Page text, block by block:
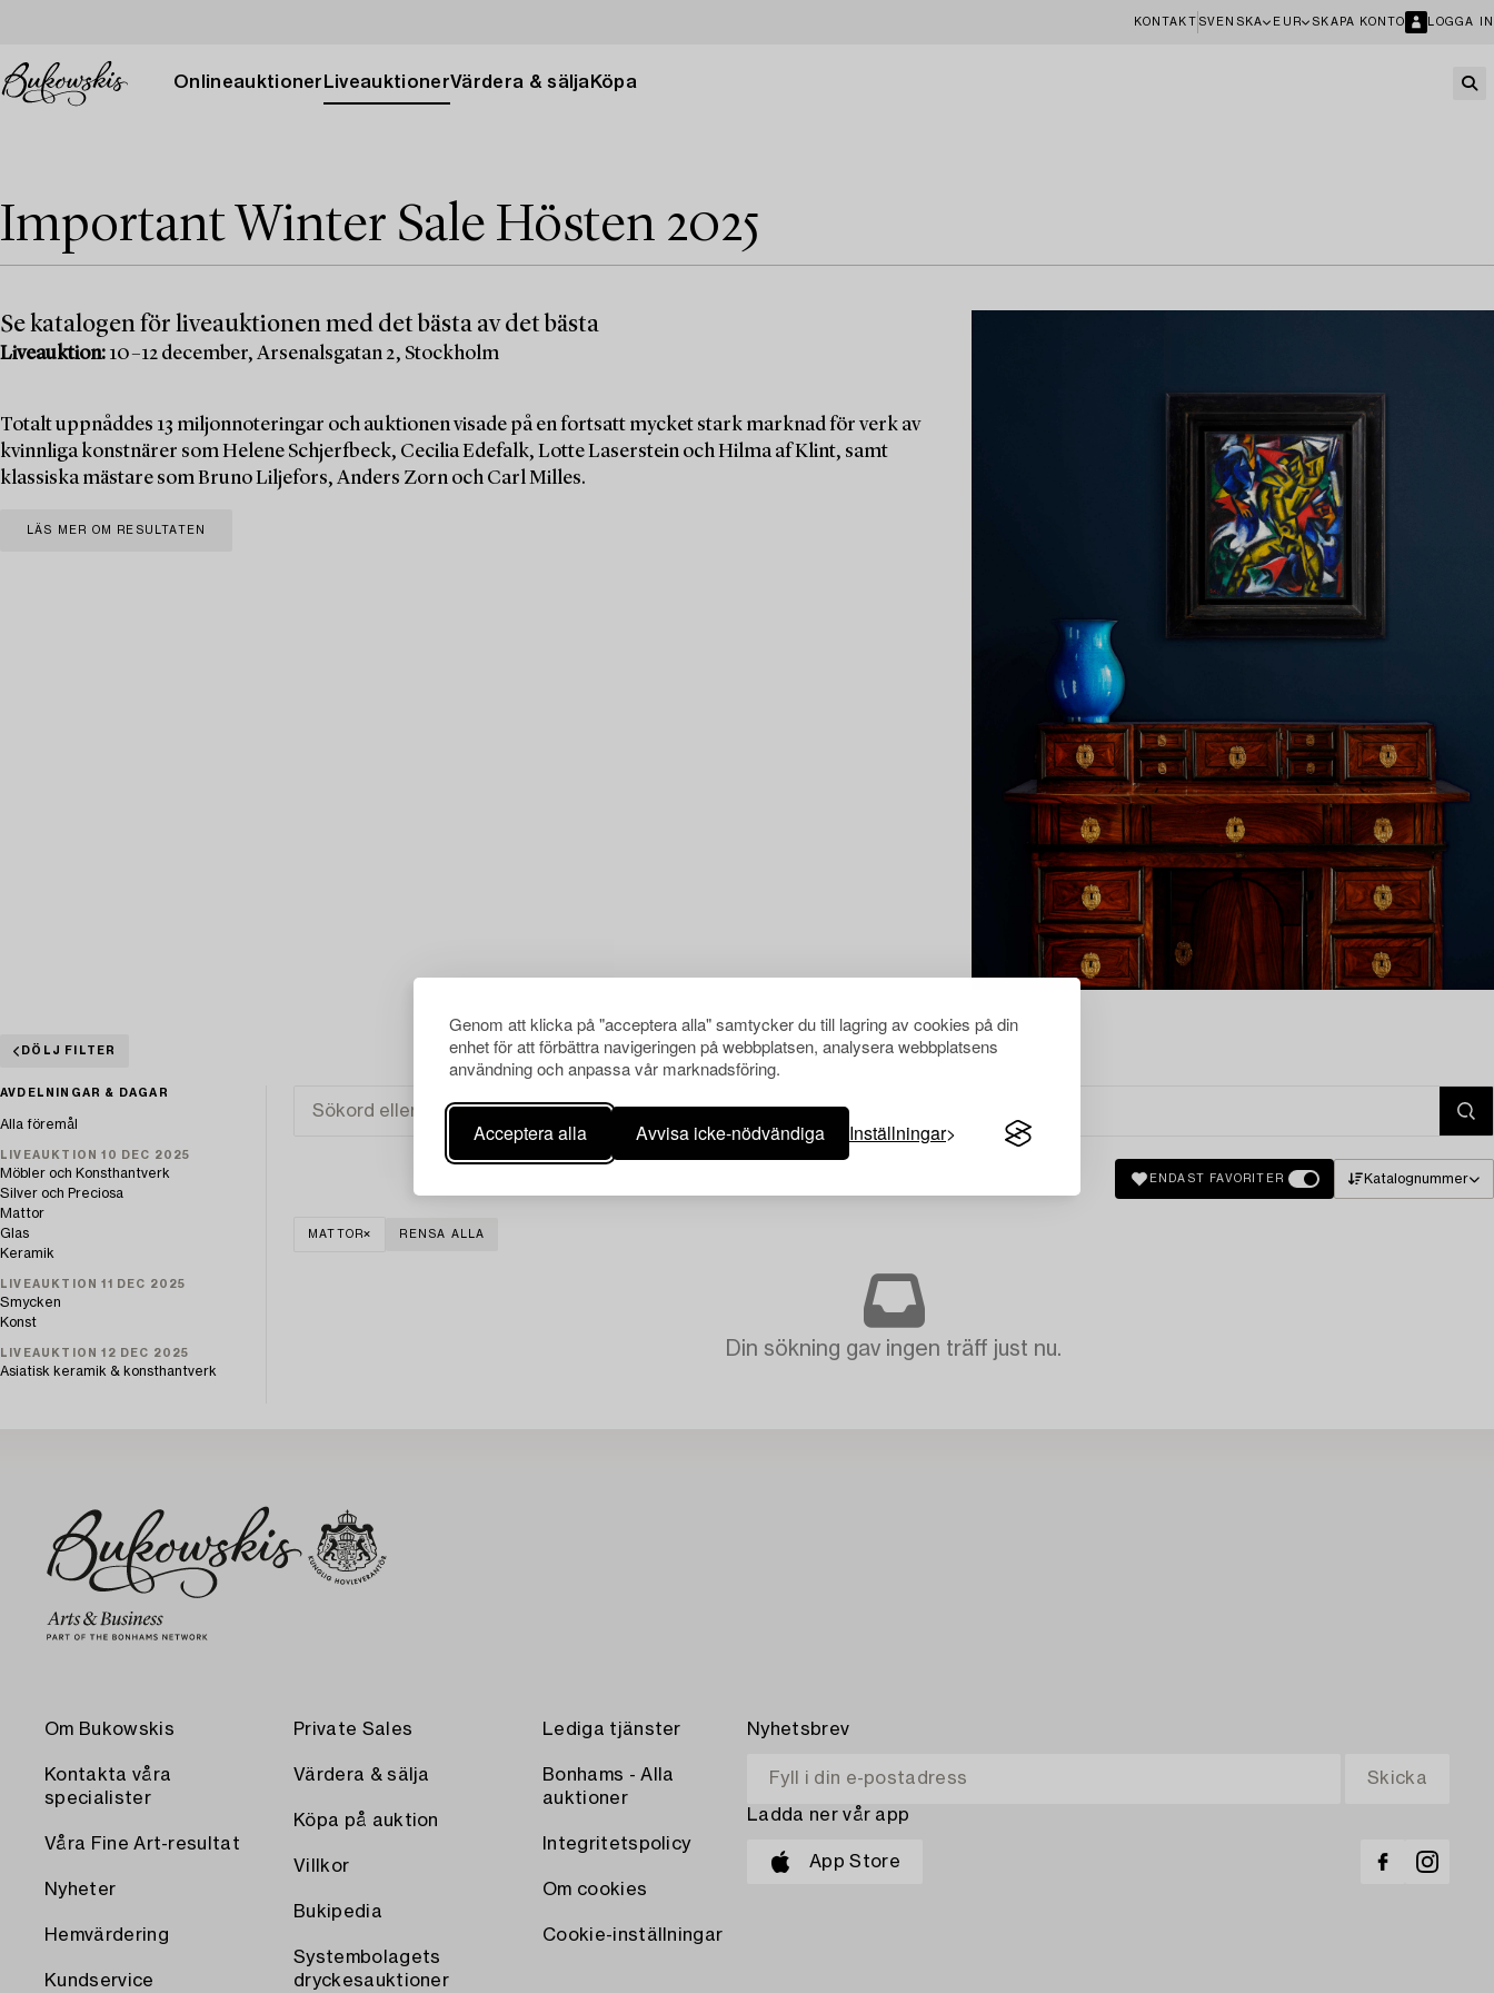
Genom att klicka på "acceptera alla" samtycker du till lagring av cookies på din
enhet för att förbättra navigeringen på webbplatsen, analysera webbplatsens
användning och anpassa vår marknadsföring.
Acceptera alla Avvisa icke-nödvändiga Inställningar
KONTAKT SVENSKA EUR SKAPA KONTO LOGGA IN
Onlineauktioner LiveauktionerVärdera & sälja Köpa
Important Winter Sale Hösten 2025
Se katalogen för liveauktionen med det bästa av det bästa
Liveauktion: 10–12 december, Arsenalsgatan 2, Stockholm
Totalt uppnåddes 13 miljonnoteringar och auktionen visade på en fortsatt mycket stark marknad för verk av
kvinnliga konstnärer som Helene Schjerfbeck, Cecilia Edefalk, Lotte Laserstein och Hilma af Klint, samt
klassiska mästare som Bruno Liljefors, Anders Zorn och Carl Milles.
LÄS MER OM RESULTATEN
DÖLJ FILTER
AVDELNINGAR & DAGAR
Alla föremål
LIVEAUKTION 10 DEC 2025
Möbler och Konsthantverk
Silver och Preciosa
Mattor
Glas
Keramik
LIVEAUKTION 11 DEC 2025
Smycken
Konst
LIVEAUKTION 12 DEC 2025
Asiatisk keramik & konsthantverk
ENDAST FAVORITER Katalognummer
MATTOR RENSA ALLA
Din sökning gav ingen träff just nu.
Om Bukowskis
Kontakta våra
specialister
Våra Fine Art-resultat
Nyheter
Hemvärdering
Kundservice
Private Sales
Värdera & sälja
Köpa på auktion
Villkor
Bukipedia
Systembolagets
dryckesauktioner
Lediga tjänster
Bonhams - Alla
auktioner
Integritetspolicy
Om cookies
Cookie-inställningar
Nyhetsbrev
Ladda ner vår app
App Store